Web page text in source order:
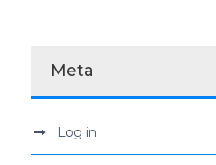
Meta
Log in